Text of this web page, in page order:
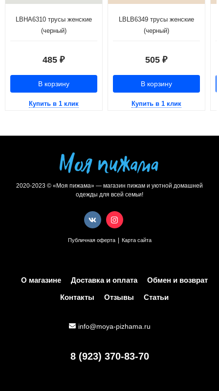
LBHA6310 трусы женские
(черный)
485 ₽
В корзину
Купить в 1 клик
LBLB6349 трусы женские
(черный)
505 ₽
В корзину
Купить в 1 клик
2020-2023 © «Моя пижама» — магазин пижам и уютной домашней
одежды для всей семьи!
Публичная оферта | Карта сайта
О магазине Доставка и оплата Обмен и возврат
Контакты Отзывы Статьи
info@moya-pizhama.ru
8 (923) 370-83-70